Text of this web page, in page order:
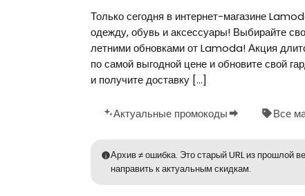
Только сегодня в интернет-магазине
одежду, обувь и аксессуары! Выбирайте
летними обновками от Lamoda! Акция
по самой выгодной цене и обновите свой
и получите доставку […]
Актуальные промокоды Все
Архив ≠ ошибка. Это старый URL из прошлой
направить к актуальным скидкам.